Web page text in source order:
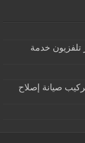
خدمة
صيانة إصلاح